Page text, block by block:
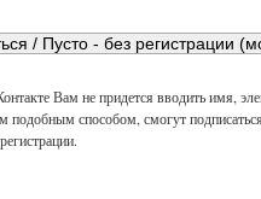
Вам не придется вводить имя,
подобным способом, смогут